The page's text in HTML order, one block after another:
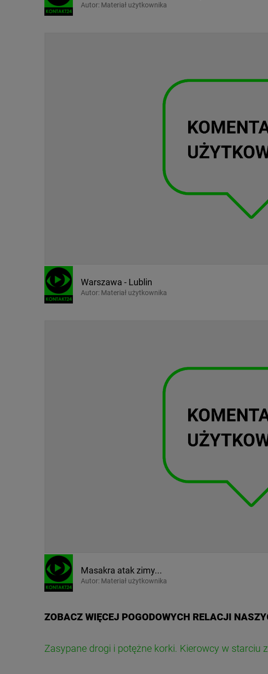
Autor: Materiał użytkownika
Warszawa - Lublin
Autor: Materiał użytkownika
Masakra atak zimy...
Autor: Materiał użytkownika
ZOBACZ WIĘCEJ POGODOWYCH RELACJI
Zasypane drogi i potężne korki. Kierowcy w starciu